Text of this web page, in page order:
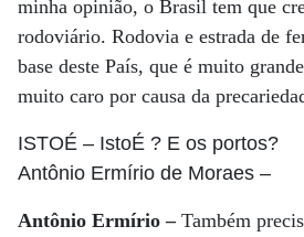
minha opinião, o Brasil tem que
rodoviário. Rodovia e estrada de
base deste País, que é muito
muito caro por causa da
ISTOÉ – IstoÉ ? E os portos?
Antônio Ermírio de Moraes –
Antônio Ermírio – Também